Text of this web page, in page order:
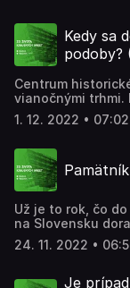
odpadu, minulý
rozšíri nová
na Slovensku.
Trnavy Veronika
Kedy sa
podoby?
Centrum
vianočnými trhmi.
ľudí, ktorí sa pri
svojimi blízkymi a
zóny totiž stále
preto najskôr
tomto prípade
1. 12. 2022 • 07:02
Už je to rok, čo
na Slovensku
Vystavujú ich v
symbolicky
pamätník, a to na
24. 11. 2022 •
Je